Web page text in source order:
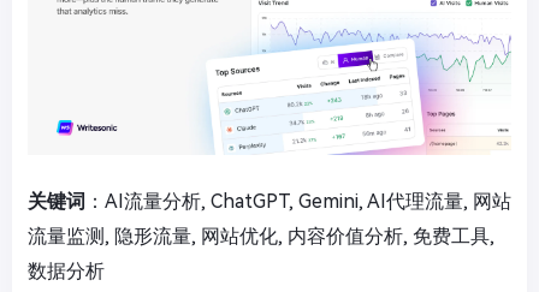
关键词 ：AI流量分析, ChatGPT, Gemini, AI代理流量, 网站
流量监测, 隐形流量, 网站优化, 内容价值分析, 免费工具,
数据分析